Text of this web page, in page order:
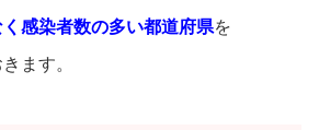
感染者数の多い都道府県を
ます。